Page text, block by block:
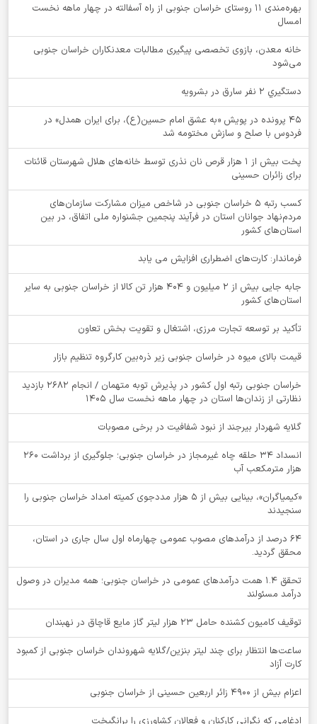
بهره‌مندی ۱۱ روستای خراسان جنوبی از راه آسفالته در چهار ماهه نخست
امسال
خانه معدن، بازوی تخصصی پیگیری مطالبات معدنکاران خراسان جنوبی
می‌شود
دستگيري 2 نفر سارق در بشرويه
۴۵ پرونده در پویش «به عشق امام حسین(ع)، برای ایران همدل» در
فردوس با صلح و سازش مختومه شد
پخت بیش از 1 هزار قرص نان نذری توسط خانه‌های هلال شهرستان قائنات
برای زائران حسینی
کسب رتبه ۵ خراسان جنوبی در شاخص میزان مشارکت سازمان‌های
مردم‌نهاد جوانان استان در فرآیند پنجمین جشنواره ملی اتفاق، در بین
استان‌های کشور
فرماندار: کارت‌های اضطراری افزایش می یابد
جابه جایی بیش از 2 میلیون و 404 هزار تن کالا از خراسان جنوبی به سایر
استان‌های کشور
تأکید بر توسعه تجارت مرزی، اشتغال و تقویت بخش تعاون
قیمت بالای میوه در خراسان جنوبی زیر ذره‌بین کارگروه تنظیم بازار
خراسان جنوبی رتبه اول کشور در پذیرش توبه متهمان / انجام ۲۶۸۲ بازدید
نظارتی از زندان‌ها استان در چهار ماهه نخست سال 1405
گلایه شهردار بیرجند از نبود شفافیت در برخی مصوبات
انسداد ۳۴ حلقه چاه غیرمجاز در خراسان جنوبی؛ جلوگیری از برداشت ۲۶۰
هزار مترمکعب آب
«کیمیاگران»، بینایی بیش از ۵ هزار مددجوی کمیته امداد خراسان جنوبی را
سنجیدند
64 درصد از درآمدهای مصوب عمومی چهارماه اول سال جاری در استان،
محقق گردید.
تحقق ۱.۴ همت درآمدهای عمومی در خراسان جنوبی؛ همه مدیران در وصول
درآمد مسئولند
توقيف کامیون کشنده حامل 23 هزار لیتر گاز مایع قاچاق در نهبندان
ساعت‌ها انتظار برای چند لیتر بنزین/گلایه شهروندان خراسان جنوبی از کمبود
کارت آزاد
اعزام بیش از 4900 زائر اربعین حسینی از خراسان جنوبی
ادغامی که نگرانی کارکنان و فعالان کشاورزی را برانگیخت